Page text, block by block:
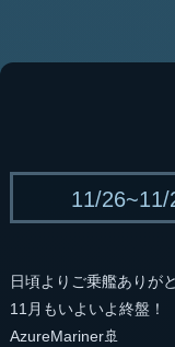
11/
日頃よりご乗艦ありが
11月もいよいよ終盤！
AzureMariner🚢